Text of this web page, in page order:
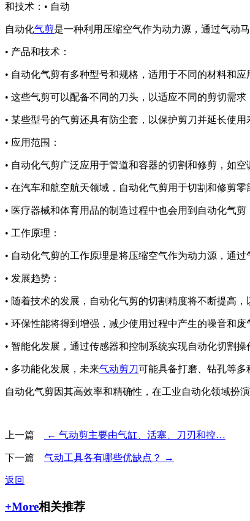
和技术：• 自动
自动化气剪是一种利用压缩空气作为动力源，通过气动
• 产品和技术：
• 自动化气剪有多种型号和规格，适用于不同的材料和
• 这些气剪可以配备不同的刀头，以适应不同的剪切需求
• 某些型号的气剪还具有防尘套，以保护剪刀并延长使用
• 应用范围：
• 自动化气剪广泛应用于管道和容器的切割和修剪，如空
• 在汽车和航空航天领域，自动化气剪用于切割和修剪零
• 医疗器械和体育用品的制造过程中也会用到自动化气剪
• 工作原理：
• 自动化气剪的工作原理是将压缩空气作为动力源，通
• 发展趋势：
• 随着技术的发展，自动化气剪的切割精度将不断提高，
• 环保性能将得到增强，减少使用过程中产生的噪音和废
• 智能化发展，通过传感器和控制系统实现自动化切割操
• 多功能化发展，未来气动剪刀可能具备打磨、钻孔等多
自动化气剪因其高效率和精确性，在工业自动化领域扮
上一篇 ← 气动剪主要由气缸、活塞、刀刃和控…
下一篇 气动工具各有哪些优缺点？ →
返回
+More相关推荐